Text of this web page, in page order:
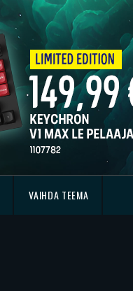
VAIHDA TEEMA